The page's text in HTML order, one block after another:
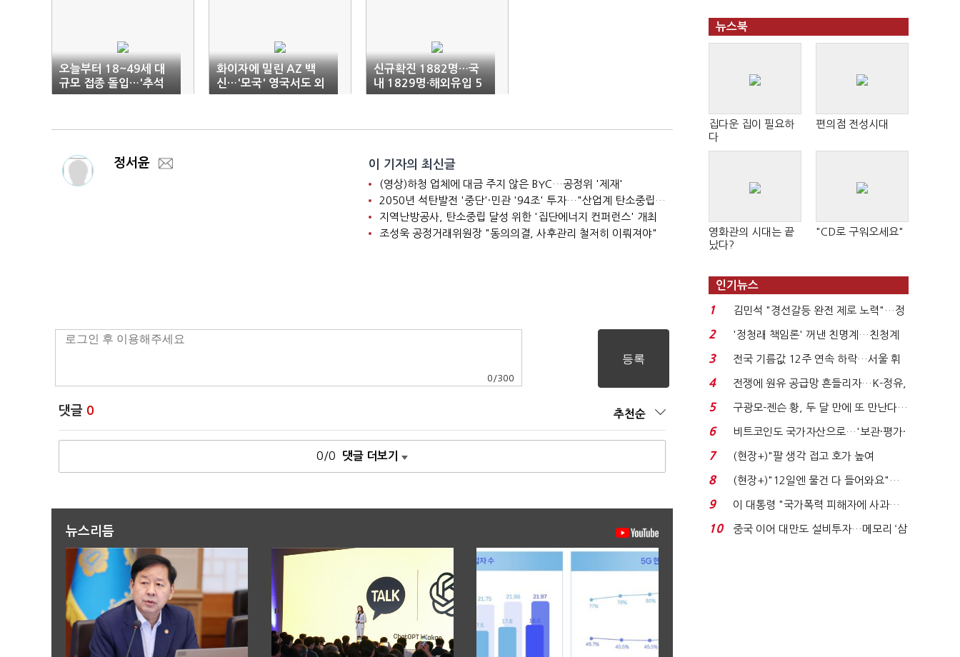
오늘부터 18~49세 대
규모 접종 돌입…'추석
전' 재예약 가능
화이자에 밀린 AZ 백
신…'모국' 영국서도 외
면
신규확진 1882명…국
내 1829명·해외유입 5
3명 발생(1보)
정서윤 이 기자의 최신글
(영상)하청 업체에 대금 주지 않은 BYC…공정위 '제재'
2050년 석탄발전 '중단'·민관 '94조' 투자…"산업계 탄소중립에 고삐"
지역난방공사, 탄소중립 달성 위한 '집단에너지 컨퍼런스' 개최
조성욱 공정거래위원장 "동의의결, 사후관리 철저히 이뤄져야"
0 /300
댓글 0 추천순
0/0 댓글 더보기
뉴스리듬
뉴스북
집다운 집이 필요하
다
편의점 전성시대
영화관의 시대는 끝
났다?
"CD로 구워오세요"
인기뉴스
1
김민석 "경선갈등 완전 제로 노력"…정
청래 "반명 공세 사...
2
'정청래 책임론' 꺼낸 친명계…친청계
는 추가투표 때리기...
3
전국 기름값 12주 연속 하락…서울 휘
발윳값 1909원...
4
전쟁에 원유 공급망 흔들리자…K-정유,
에너지안보 핵심...
5
구광모-젠슨 황, 두 달 만에 또 만난다…
로봇·AI 등 논...
6
비트코인도 국가자산으로…'보관·평가·
처분' 기준은 ...
7
(현장+)"팔 생각 접고 호가 높여
요"…'덜 똘똘한 한 채' 20...
8
(현장+)"12일엔 물건 다 들어와요"…
빈 매대 채우며 문 연 ...
9
이 대통령 "국가폭력 피해자에 사과…
적극적 조사로 진...
10
중국 이어 대만도 설비투자…메모리 ‘삼